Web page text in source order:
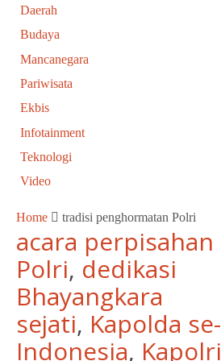
Daerah
Budaya
Mancanegara
Pariwisata
Ekbis
Infotainment
Teknologi
Video
Home tradisi penghormatan Polri
acara perpisahan
Polri, dedikasi
Bhayangkara
sejati, Kapolda se-
Indonesia, Kapolri